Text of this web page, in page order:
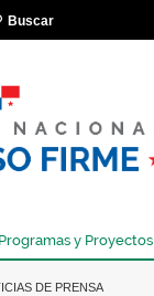
Buscar
Programas y Proyectos
AQUÍ
DE PRENSA